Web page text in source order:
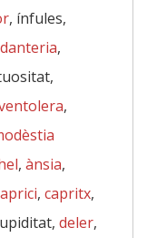
, ínfules,
,
,
, ànsia,
, capritx,
deler,